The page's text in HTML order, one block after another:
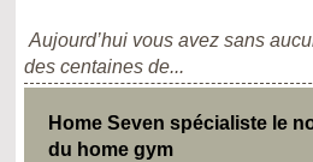
Aujourd’hui vous avez sans
des centaines de...
Home Seven spécialiste le
du home gym